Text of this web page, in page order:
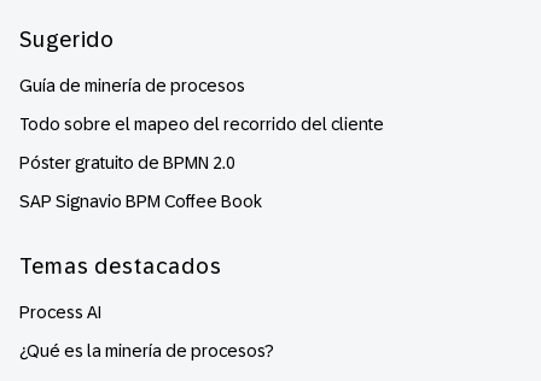
Sugerido
Guía de minería de procesos
Todo sobre el mapeo del recorrido del cliente
Póster gratuito de BPMN 2.0
SAP Signavio BPM Coffee Book
Temas destacados
Process AI
¿Qué es la minería de procesos?